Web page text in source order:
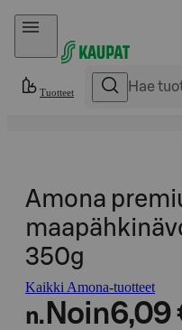
Hyppää sisältöön
Tuotteet
Amona
350g
Kaikki Amona-tuotteet
n. Noin6,09